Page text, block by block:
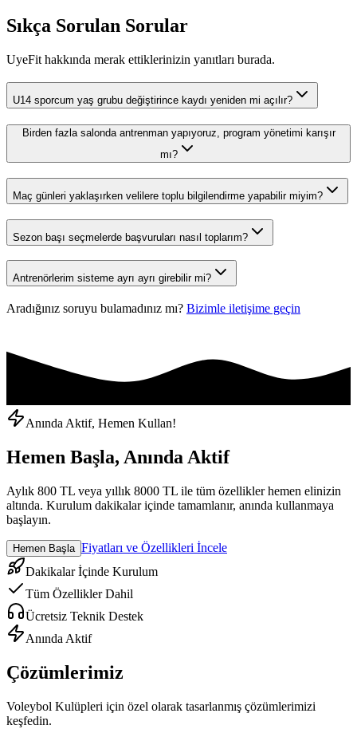
Sıkça Sorulan Sorular
UyeFit hakkında merak ettiklerinizin yanıtları burada.
U14 sporcum yaş grubu değiştirince kaydı yeniden mi açılır?
Birden fazla salonda antrenman yapıyoruz, program yönetimi karışır
mı?
Maç günleri yaklaşırken velilere toplu bilgilendirme yapabilir miyim?
Sezon başı seçmelerde başvuruları nasıl toplarım?
Antrenörlerim sisteme ayrı ayrı girebilir mi?
Aradığınız soruyu bulamadınız mı? Bizimle iletişime geçin
Anında Aktif, Hemen Kullan!
Hemen Başla, Anında Aktif
Aylık 800 TL veya yıllık 8000 TL ile tüm özellikler hemen elinizin
altında. Kurulum dakikalar içinde tamamlanır, anında kullanmaya
başlayın.
Hemen Başla Fiyatları ve Özellikleri İncele
Dakikalar İçinde Kurulum
Tüm Özellikler Dahil
Ücretsiz Teknik Destek
Anında Aktif
Çözümlerimiz
Voleybol Kulüpleri için özel olarak tasarlanmış çözümlerimizi
keşfedin.